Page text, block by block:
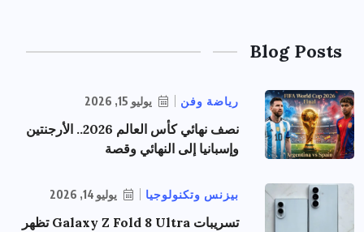
Blog Posts
رياضة وفن يوليو 15, 2026
نصف نهائي كأس العالم 2026.. الأرجنتين
وإسبانيا إلى النهائي وقصة
بيزنس وتكنولوجيا يوليو 14, 2026
تسريبات Galaxy Z Fold 8 Ultra تظهر